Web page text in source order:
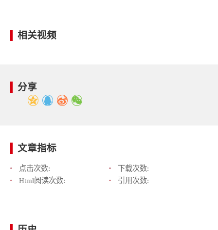
相关视频
分享
文章指标
点击次数:
下载次数:
Html阅读次数:
引用次数: